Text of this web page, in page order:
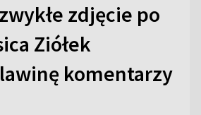
zdjęcie po
Ziółek
lawinę komentarzy